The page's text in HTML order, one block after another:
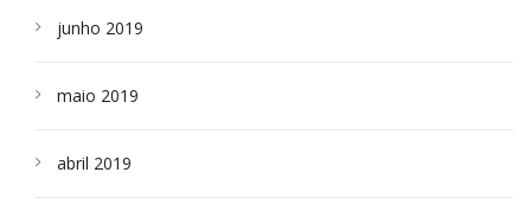
junho 2019
maio 2019
abril 2019